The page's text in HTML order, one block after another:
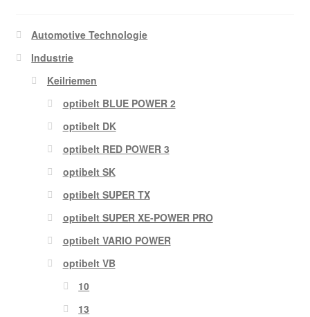
Automotive Technologie
Industrie
Keilriemen
optibelt BLUE POWER 2
optibelt DK
optibelt RED POWER 3
optibelt SK
optibelt SUPER TX
optibelt SUPER XE-POWER PRO
optibelt VARIO POWER
optibelt VB
10
13